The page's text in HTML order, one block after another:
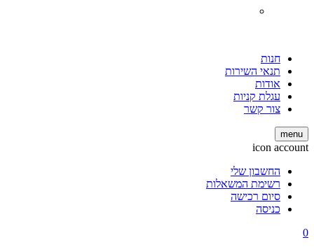
חנות
תנאי השירות
אודות
עגלת קניות
צור קשר
menu
icon account
החשבון שלי
רשימת המשאלות
סיום רכישה
כניסה
0